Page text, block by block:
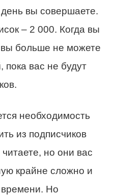
день вы совершаете.
– 2 000. Когда вы
больше не можете
вас не будут
необходимость
из подписчиков
но они вас
крайне сложно и
времени. Но